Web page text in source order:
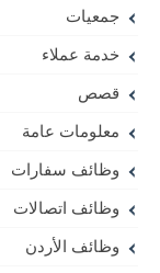
جمعيات
خدمة عملاء
قصص
معلومات عامة
وظائف سفارات
وظائف اتصالات
وظائف الأردن